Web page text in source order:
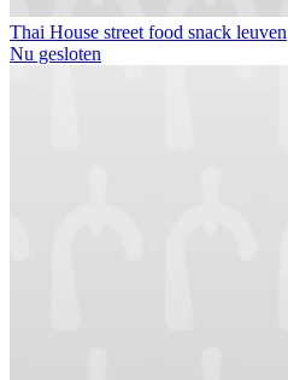
Thai House street food snack leuven
Nu gesloten